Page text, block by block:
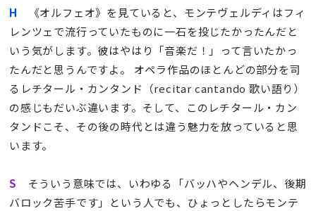
H
《オルフェオ》を見ていると、モンテヴェルディはフィ
レンツェで流行っていたものに一石を投じたかったんだと
いう気がします。彼はやはり「音楽だ！」って言いたかっ
たんだと思うんですよ。 オペラ作品のほとんどの部分を司
るレチタール・カンタンド（recitar cantando 歌い語り）
の感じもだいぶ違います。そして、このレチタール・カン
タンドこそ、その後の時代とは違う魅力を放っていると思
います。
S そういう意味では、いわゆる「バッハやヘンデル、後期
バロック苦手です」という人でも、ひょっとしたらモンテ